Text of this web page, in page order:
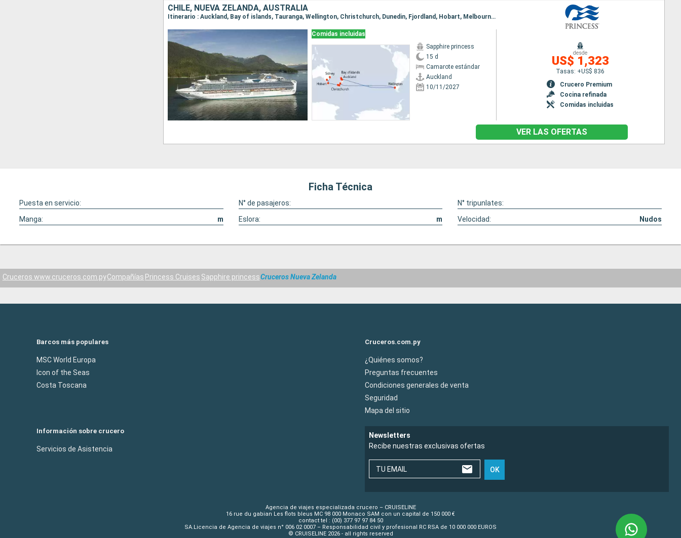
CHILE, NUEVA ZELANDA, AUSTRALIA
Itinerario : Auckland, Bay of islands, Tauranga, Wellington, Christchurch, Dunedin, Fjordland, Hobart, Melbourne, Sidney
Comidas incluidas
Sapphire princess
15 d
Camarote estándar
Auckland
10/11/2027
desde
US$ 1,323
Tasas: +US$ 836
Crucero Premium
Cocina refinada
Comidas incluidas
VER LAS OFERTAS
Ficha Técnica
Puesta en servicio: N° de pasajeros:
N° tripunlates:
Manga:
m Eslora: m Velocidad: Nudos
Cruceros www.cruceros.com.pyCompañías Princess Cruises Sapphire princessCruceros Nueva Zelanda
Barcos más populares
MSC World Europa
Icon of the Seas
Costa Toscana
Cruceros.com.py
¿Quiénes somos?
Preguntas frecuentes
Condiciones generales de venta
Seguridad
Mapa del sitio
Información sobre crucero
Servicios de Asistencia
Newsletters
Recibe nuestras exclusivas ofertas
TU EMAIL OK
Agencia de viajes especializada crucero – CRUISELINE
16 rue du gabian Les flots bleus MC 98 000 Monaco SAM con un capital de 150 000 €
contact tel : (00) 377 97 97 84 50
SA.Licencia de Agencia de viajes n° 006 02 0007 – Responsabilidad civil y profesional RC RSA de 10 000 000 EUROS
© CRUISELINE 2026 - all rights reserved